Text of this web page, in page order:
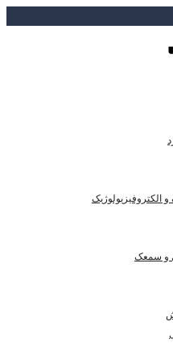
الکتروفیزیولوژیک
و سمعک